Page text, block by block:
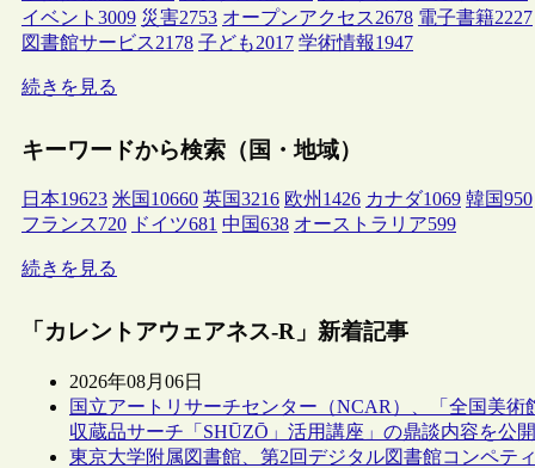
イベント 3009 災害2753 オープンアクセス2678 電子書籍2227
図書館サービス2178 子ども2017 学術情報1947
続きを見る
キーワードから検索（国・地域）
日本19623 米国 10660 英国3216 欧州 1426 カナダ1069 韓国950
フランス720 ドイツ681 中国638 オーストラリア599
続きを見る
「カレントアウェアネス-R」新着記事
2026年08月06日
国立アートリサーチセンター（NCAR）、「全国美術
収蔵品サーチ「SHŪZŌ」活用講座」の鼎談内容を公開
東京大学附属図書館、第2回デジタル図書館コンペティ